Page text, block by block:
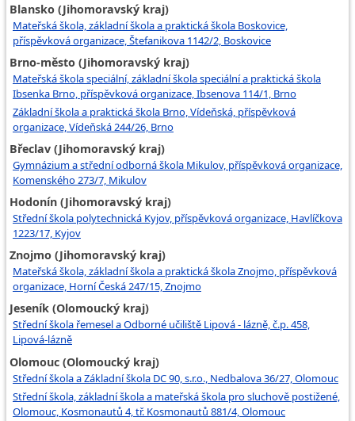
Blansko (Jihomoravský kraj)
Mateřská škola, základní škola a praktická škola Boskovice,
příspěvková organizace, Štefanikova 1142/2, Boskovice
Brno-město (Jihomoravský kraj)
Mateřská škola speciální, základní škola speciální a praktická škola
Ibsenka Brno, příspěvková organizace, Ibsenova 114/1, Brno
Základní škola a praktická škola Brno, Vídeňská, příspěvková
organizace, Vídeňská 244/26, Brno
Břeclav (Jihomoravský kraj)
Gymnázium a střední odborná škola Mikulov, příspěvková organizace,
Komenského 273/7, Mikulov
Hodonín (Jihomoravský kraj)
Střední škola polytechnická Kyjov, příspěvková organizace, Havlíčkova
1223/17, Kyjov
Znojmo (Jihomoravský kraj)
Mateřská škola, základní škola a praktická škola Znojmo, příspěvková
organizace, Horní Česká 247/15, Znojmo
Jeseník (Olomoucký kraj)
Střední škola řemesel a Odborné učiliště Lipová - lázně, č.p. 458,
Lipová-lázně
Olomouc (Olomoucký kraj)
Střední škola a Základní škola DC 90, s.r.o., Nedbalova 36/27, Olomouc
Střední škola, základní škola a mateřská škola pro sluchově postižené,
Olomouc, Kosmonautů 4, tř. Kosmonautů 881/4, Olomouc